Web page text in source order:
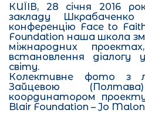
КИЇІВ, 28 січня 2016
закладу
конференцію Face to
Foundation наша школа
міжнародних
встановлення діалогу
світу.
Колективне фото з
Зайцевою
координатором
Blair Foundation – Jo